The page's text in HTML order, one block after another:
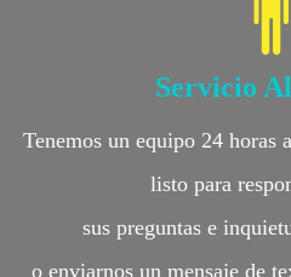
Servicio
Tenemos un equipo 24 horas
listo para
sus preguntas e
o enviarnos un mensaje de